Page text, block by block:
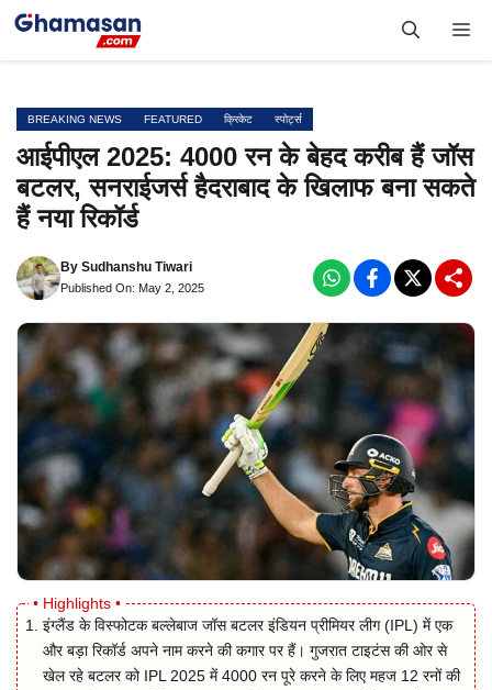
Skip
BREAKING NEWS FEATURED क्रिकेट स्पोर्ट्स
आईपीएल 2025: 4000 रन के बेहद करीब हैं जॉस
बटलर, सनराईजर्स हैदराबाद के खिलाफ बना सकते
हैं नया रिकॉर्ड
By Sudhanshu Tiwari
Published On: May 2, 2025
इंग्लैंड के विस्फोटक बल्लेबाज जॉस बटलर इंडियन प्रीमियर लीग (IPL) में एक
और बड़ा रिकॉर्ड अपने नाम करने की कगार पर हैं। गुजरात टाइटंस की ओर से
खेल रहे बटलर को IPL 2025 में 4000 रन पूरे करने के लिए महज 12 रनों की